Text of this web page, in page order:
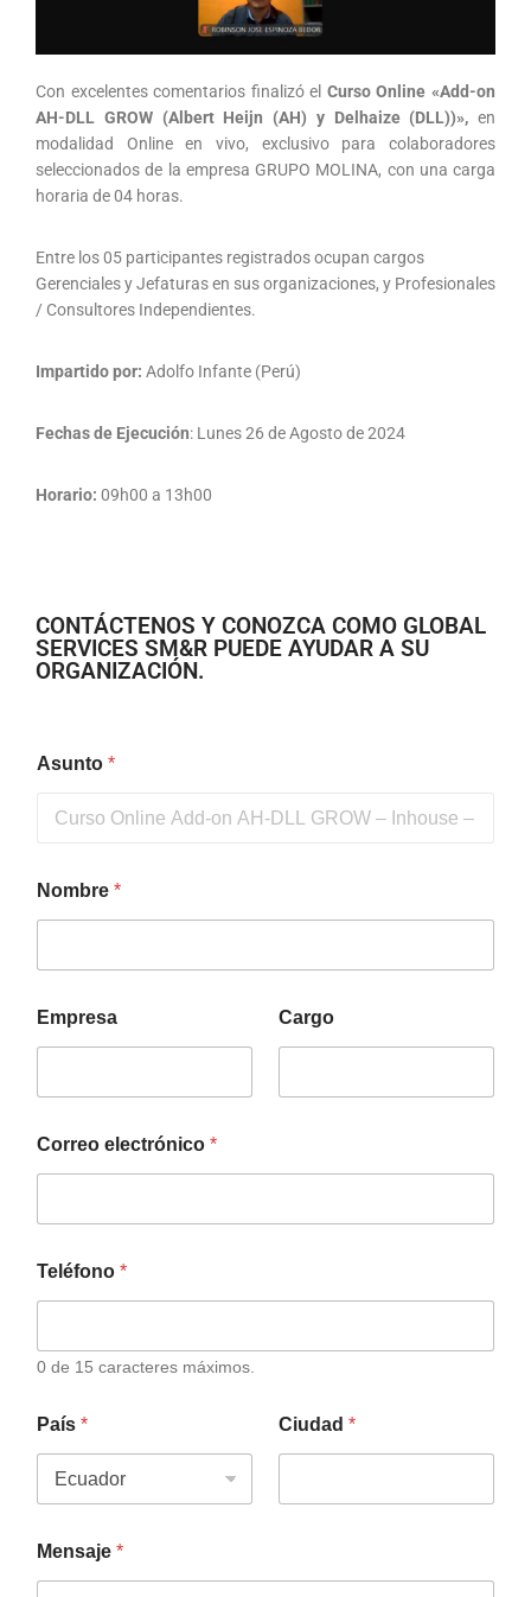
Con excelentes comentarios finalizó el Curso Online «Add-on
AH-DLL GROW (Albert Heijn (AH) y Delhaize (DLL))», en
modalidad Online en vivo, exclusivo para colaboradores
seleccionados de la empresa GRUPO MOLINA, con una carga
horaria de 04 horas.
Entre los 05 participantes registrados ocupan cargos
Gerenciales y Jefaturas en sus organizaciones, y Profesionales
/ Consultores Independientes.
Impartido por: Adolfo Infante (Perú)
Fechas de Ejecución: Lunes 26 de Agosto de 2024
Horario: 09h00 a 13h00
CONTÁCTENOS Y CONOZCA COMO GLOBAL
SERVICES SM&R PUEDE AYUDAR A SU
ORGANIZACIÓN.
Asunto *
Nombre *
Empresa Cargo
Correo electrónico *
Teléfono *
0 de 15 caracteres máximos.
País * Ciudad *
Mensaje *